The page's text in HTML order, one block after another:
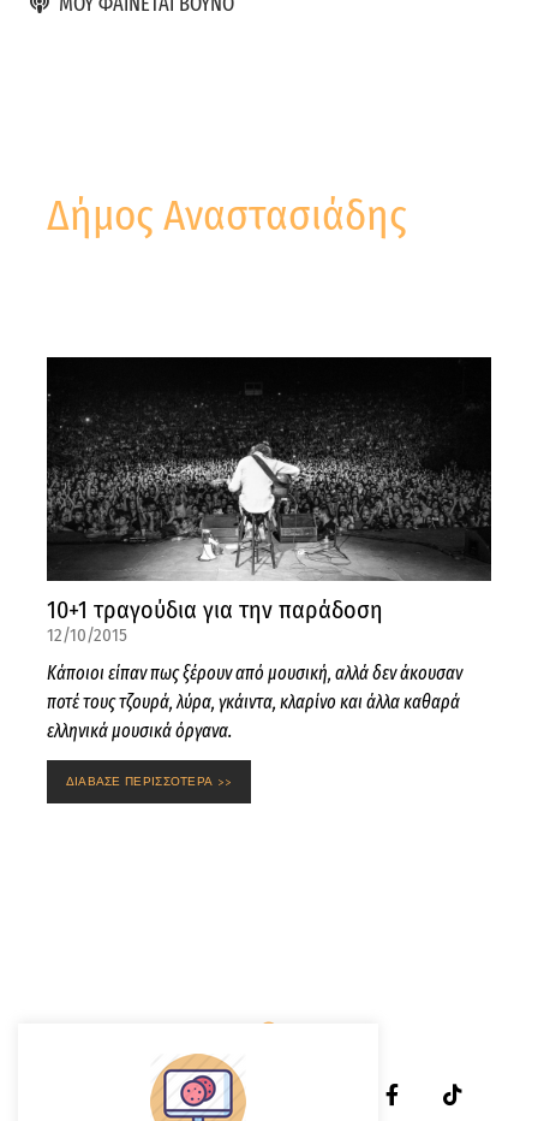
Δήμος Αναστασιάδης
10+1 τραγούδια για την παράδοση
12/10/2015
Κάποιοι είπαν πως ξέρουν από μουσική, αλλά δεν άκουσαν
ποτέ τους τζουρά, λύρα, γκάιντα, κλαρίνο και άλλα καθαρά
ελληνικά μουσικά όργανα.
ΔΙΑΒΑΣΕ ΠΕΡΙΣΣΟΤΕΡΑ >>